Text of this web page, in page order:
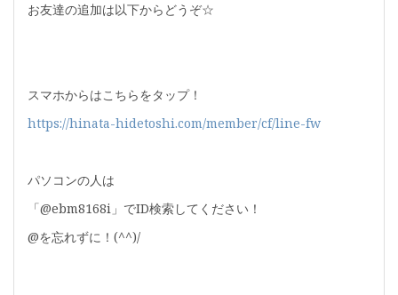
お友達の追加は以下からどうぞ☆
スマホからはこちらをタップ！
https://hinata-hidetoshi.com/member/cf/line-fw
パソコンの人は
「@ebm8168i」でID検索してください！
@を忘れずに！(^^)/